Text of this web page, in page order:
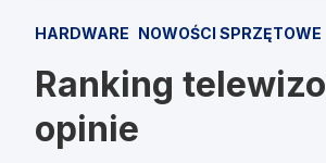
HARDWARE NOWOŚCI SPRZĘTOWE
Ranking
opinie